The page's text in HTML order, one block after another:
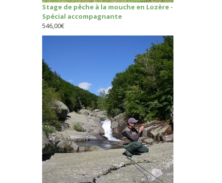
Stage de pêche à la mouche en Lozère -
Spécial accompagnante
546,00€